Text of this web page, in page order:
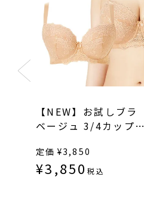
【NEW】お試しブラ
ベージュ 3/4カップ・
定価 ¥3,850
¥3,850 税込